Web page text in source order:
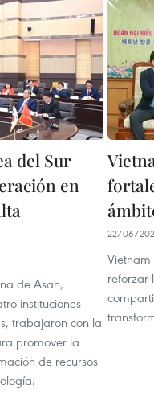
del Sur
en
de Asan,
instituciones
trabajaron con la
promover la
de recursos
22/06/
reforzar